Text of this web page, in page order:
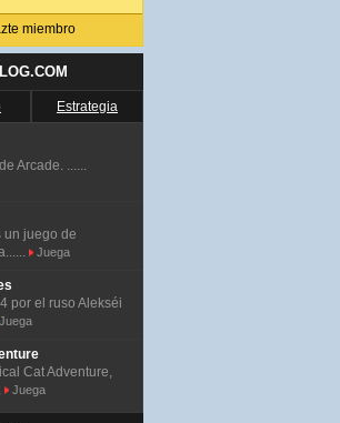
miembro
Estrategia
Arcade. ......
un juego de
Juega
por el ruso Alekséi
Juega
Cat Adventure,
Juega